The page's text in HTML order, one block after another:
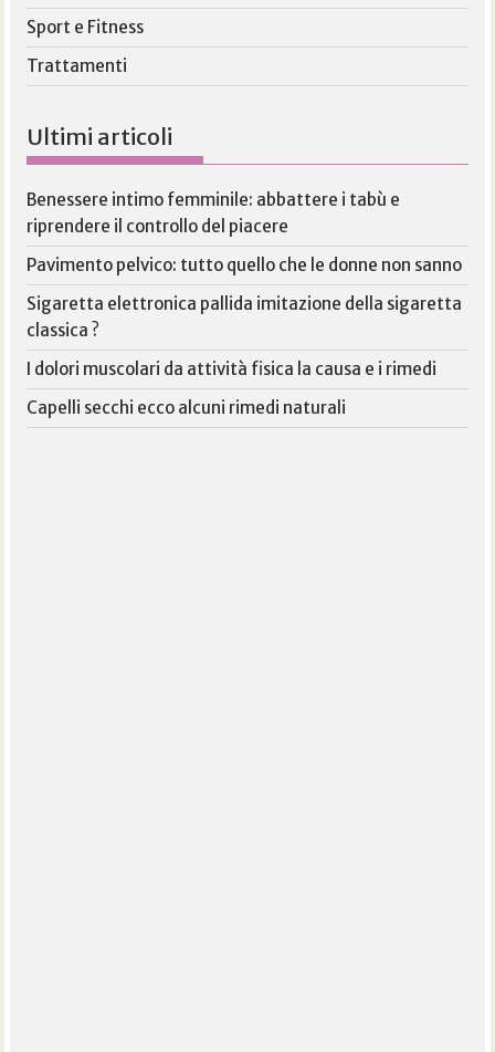
Sport e Fitness
Trattamenti
Ultimi articoli
Benessere intimo femminile: abbattere i tabù e
riprendere il controllo del piacere
Pavimento pelvico: tutto quello che le donne non sanno
Sigaretta elettronica pallida imitazione della sigaretta
classica ?
I dolori muscolari da attività fisica la causa e i rimedi
Capelli secchi ecco alcuni rimedi naturali